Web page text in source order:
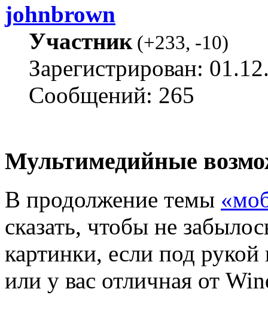
johnbrown
Участник(+233, -10)
Зарегистрирован:
Сообщений: 265
Мультимедийные
В продолжение темы
сказать, чтобы не
картинки, если под рукой
или у вас отличная от